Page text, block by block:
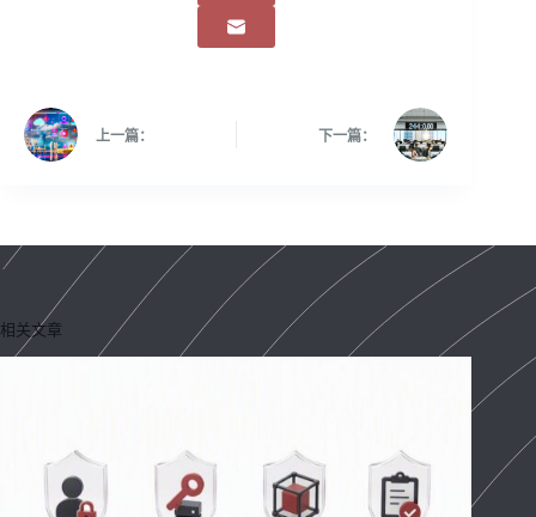
上一篇： 下一篇：
相关文章